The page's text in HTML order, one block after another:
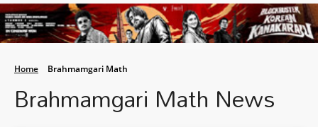
Home Brahmamgari Math
Brahmamgari Math News